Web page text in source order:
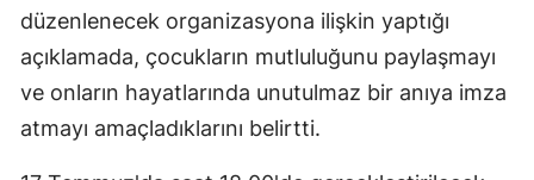
düzenlenecek organizasyona ilişkin yaptığı
açıklamada, çocukların mutluluğunu paylaşmayı
ve onların hayatlarında unutulmaz bir anıya imza
atmayı amaçladıklarını belirtti.